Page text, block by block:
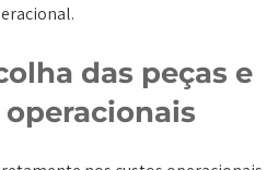
das peças e